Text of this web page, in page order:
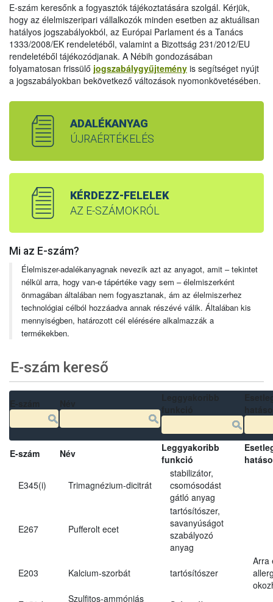
E-szám keresőnk a fogyasztók tájékoztatására szolgál. Kérjük,
hogy az élelmiszeripari vállalkozók minden esetben az aktuálisan
hatályos jogszabályokból, az Európai Parlament és a Tanács
1333/2008/EK rendeletéből, valamint a Bizottság 231/2012/EU
rendeletéből tájékozódjanak. A Nébih gondozásában
folyamatosan frissülő jogszabálygyűjtemény is segítséget nyújt
a jogszabályokban bekövetkező változások nyomonkövetésében.
ADALÉKANYAG
ÚJRAÉRTÉKELÉS
KÉRDEZZ-FELELEK
AZ E-SZÁMOKRÓL
Mi az E-szám?
Élelmiszer-adalékanyagnak nevezik azt az anyagot, amit – tekintet
nélkül arra, hogy van-e tápértéke vagy sem – élelmiszerként
önmagában általában nem fogyasztanak, ám az élelmiszerhez
technológiai célból hozzáadva annak részévé válik. Általában kis
mennyiségben, határozott cél elérésére alkalmazzák a
termékekben.
E-szám kereső
E-szám Név
Leggyakoribb
funkció
E345(i) Trimagnézium-dicitrát
stabilizátor,
csomósodást
gátló anyag
E267 Pufferolt ecet
tartósítószer,
savanyúságot
szabályozó
anyag
E203 Kalcium-szorbát tartósítószer
Arra
Szulfitos-ammóniás